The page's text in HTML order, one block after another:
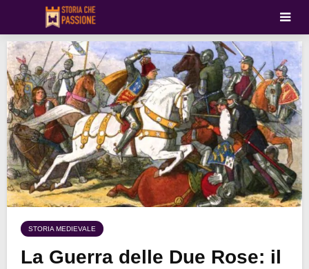
STORIA MEDIEVALE
La Guerra delle Due Rose: il